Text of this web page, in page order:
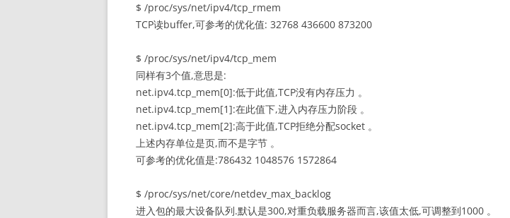
$ /proc/sys/net/ipv4/tcp_rmem
TCP读buffer,可参考的优化值: 32768 436600 873200
$ /proc/sys/net/ipv4/tcp_mem
同样有3个值,意思是:
net.ipv4.tcp_mem[0]:低于此值,TCP没有内存压力 。
net.ipv4.tcp_mem[1]:在此值下,进入内存压力阶段 。
net.ipv4.tcp_mem[2]:高于此值,TCP拒绝分配socket 。
上述内存单位是页,而不是字节 。
可参考的优化值是:786432 1048576 1572864
$ /proc/sys/net/core/netdev_max_backlog
进入包的最大设备队列.默认是300,对重负载服务器而言,该值太低,可调整到1000 。